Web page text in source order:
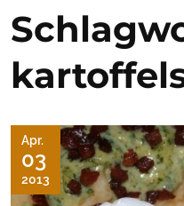
Apr.
03
2013